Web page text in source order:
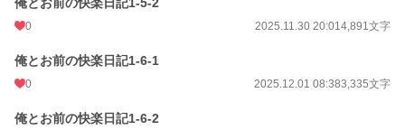
0 2025.11.30 20:014,891文字
俺とお前の快楽日記1-6-1
0 2025.12.01 08:383,335文字
俺とお前の快楽日記1-6-2